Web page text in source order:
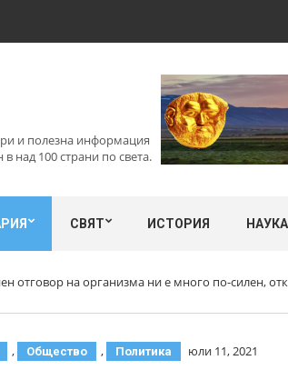
и полезна информация
над 100 страни по света.
СВЯТ ИСТОРИЯ
отговор на организма ни е много по-силен,
, Общество , Политика юли 11, 2021